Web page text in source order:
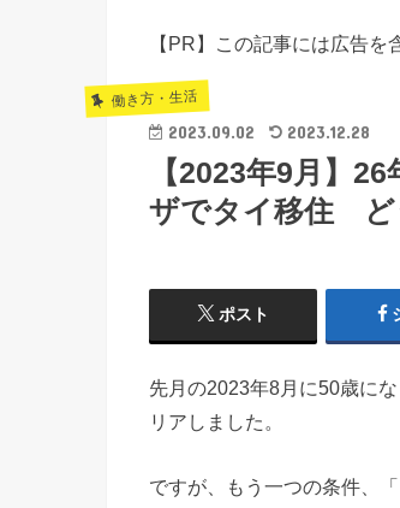
【PR】この記事には広告を
働き方・生活
2023.09.02 2023.12.28
【2023年9月】
ザでタイ移住 ど
ポスト
先月の2023年8月に50歳に
リアしました。
ですが、もう一つの条件、